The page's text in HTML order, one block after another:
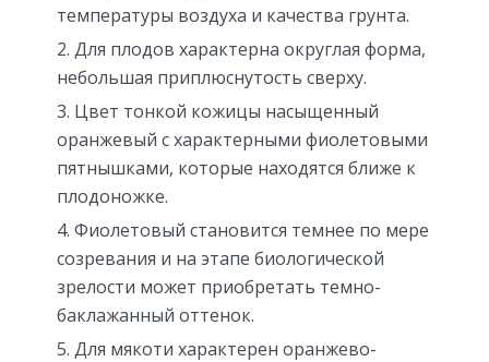
температуры воздуха и качества грунта.
Для плодов характерна округлая форма,
небольшая приплюснутость сверху.
Цвет тонкой кожицы насыщенный
оранжевый с характерными фиолетовыми
пятнышками, которые находятся ближе к
плодоножке.
Фиолетовый становится темнее по мере
созревания и на этапе биологической
зрелости может приобретать темно-
баклажанный оттенок.
Для мякоти характерен оранжево-